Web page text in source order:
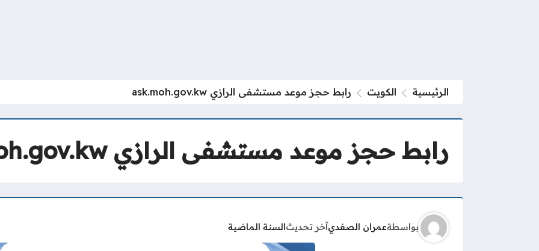
الرئيسية الكويت رابط حجز موعد مستشفى الرازي ask.moh.gov.kw
رابط حجز موعد مستشفى الرازي ask.moh.gov.kw
بواسطةعمران الصفدي آخر تحديث السنة الماضية